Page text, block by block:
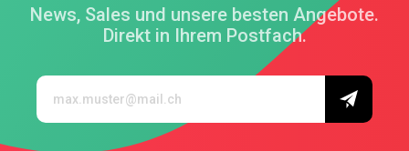
News, Sales und unsere besten Angebote.
Direkt in Ihrem Postfach.